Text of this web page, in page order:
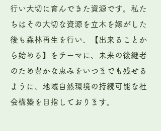
行い大切に育んできた資源です。私た
ちはその大切な資源を立木を嫁がした
後も森林再生を行い、【出来ることか
ら始める】を テーマに、未来の後継者
のため豊かな恵みをいつまでも残せる
ように、地域自然環境の持続可能な社
会構築を目指しております。